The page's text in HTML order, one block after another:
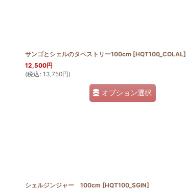
サンゴとシェルのタペストリー100cm [HQT100_COLAL]
12,500円
(税込 : 13,750円)
オプション選択
シェルジンジャー 100cm [HQT100_SGIN]